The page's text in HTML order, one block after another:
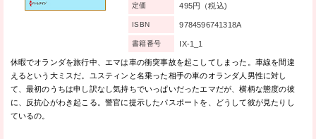
休暇でオランダを旅行中、エマは車の衝突事故を起こしてしまった。車線を間違
えるという大ミスだ。ユスティンと名乗った相手の車のオランダ人男性に対し
て、最初のうちは申し訳なし気持ちでいっぱいだったエマだが、横柄な態度の彼
に、反抗心がわき起こる。警官に提示したパスポートを、どうして彼が見たりし
ているの。
定価 495円（税込)
ISBN 9784596741318A
書籍番号 IX-1_1